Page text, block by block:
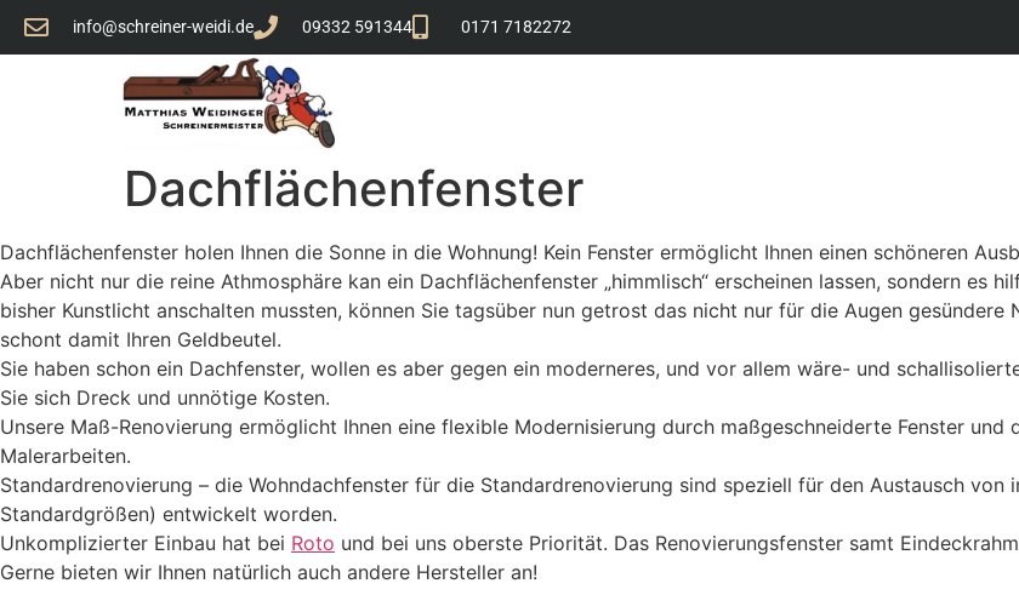
info@schreiner-weidi.de 09332 591344 0171 7182272
Dachflächenfenster
Dachflächenfenster holen Ihnen die Sonne in die Wohnung! Kein Fenster ermöglicht Ihnen einen schöneren
Aber nicht nur die reine Athmosphäre kan ein Dachflächenfenster „himmlisch“ erscheinen lassen, sondern es
bisher Kunstlicht anschalten mussten, können Sie tagsüber nun getrost das nicht nur für die Augen
schont damit Ihren Geldbeutel.
Sie haben schon ein Dachfenster, wollen es aber gegen ein moderneres, und vor allem wäre- und
Sie sich Dreck und unnötige Kosten.
Unsere Maß-Renovierung ermöglicht Ihnen eine flexible Modernisierung durch maßgeschneiderte Fenster und
Malerarbeiten.
Standardrenovierung – die Wohndachfenster für die Standardrenovierung sind speziell für den Austausch
Standardgrößen) entwickelt worden.
Unkomplizierter Einbau hat bei Roto und bei uns oberste Priorität. Das Renovierungsfenster samt
Gerne bieten wir Ihnen natürlich auch andere Hersteller an!